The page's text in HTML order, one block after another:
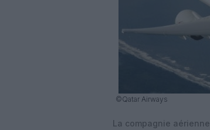
©Qatar Airways
La compagnie aérienne